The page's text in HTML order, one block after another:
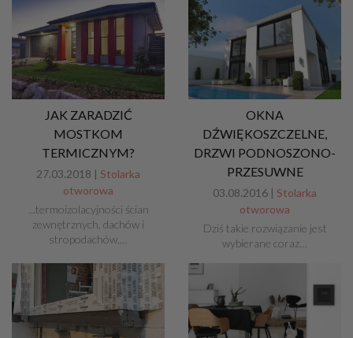
JAK ZARADZIĆ
MOSTKOM
TERMICZNYM?
27.03.2018 | Stolarka
otworowa
...termoizolacyjności ścian
zewnętrznych, dachów i
stropodachów,…
OKNA
DŹWIĘKOSZCZELNE,
DRZWI PODNOSZONO-
PRZESUWNE
03.08.2016 | Stolarka
otworowa
Dziś takie rozwiązanie jest
wybierane coraz…